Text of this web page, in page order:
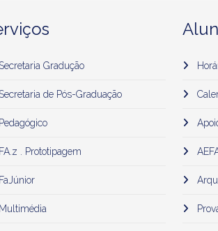
Secretaria Gradução
Secretaria de Pós-Graduação
Pedagógico
FA.z . Prototipagem
FaJúnior
Multimédia